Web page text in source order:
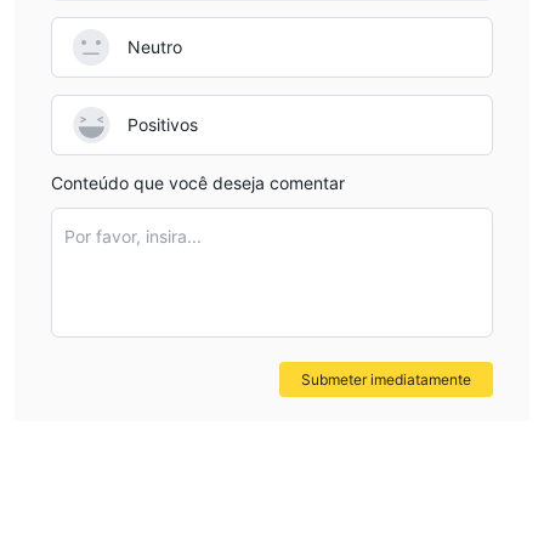
spreads competitivos a partir de 0.3 pips, o que pode ajudar a
minimizar os custos de negociação para os usuários.
Alavancagem de até 1:100: A plataforma oferece uma
controlem posições maiores com um investimento inicial menor.
acessar a plataforma e gerenciar suas negociações de qualquer
lugar usando o recurso de negociação móvel, oferecendo
aproveitar oportunidades de mercado em tempo real.
Sistema Super PAMM para selecionar contas principais
: O
sistema Super PAMM permite que os usuários invistam em
Neutro
Positivos
Conteúdo que você deseja comentar
Por favor, insira...
Submeter imediatamente